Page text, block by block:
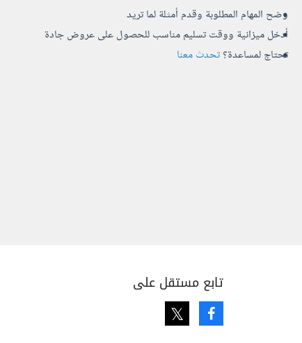
وضح المهام المطلوبة وقدم أمثلة لما تريد
أدخل ميزانية ووقت تسليم مناسب للحصول على عروض جادة
تحتاج لمساعدة؟تحدث معنا
تابع مستقل على
Facebook
Twitter